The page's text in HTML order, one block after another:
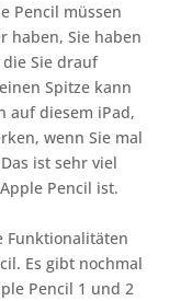
Pencil müssen
haben, Sie haben
Sie drauf
Spitze kann
auf diesem iPad,
wenn Sie mal
ist sehr viel
Pencil ist.
Funktionalitäten
Es gibt nochmal
Pencil 1 und 2